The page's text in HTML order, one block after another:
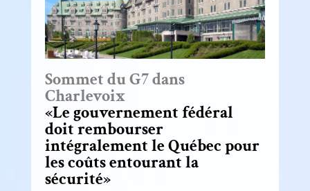
Sommet du G7 dans
Charlevoix
«Le gouvernement fédéral
doit rembourser
intégralement le Québec pour
les coûts entourant la
sécurité»